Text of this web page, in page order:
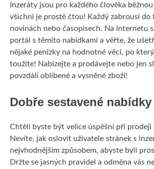
KRÁSA
MUŽI
PRODUKTY
Inzeráty jsou pro každého člověka
všichni je prostě čtou! Každý zabrousí
novinách nebo časopisech. Na internetu
portál s těmito nabídkami a věřte, že
nějaké penízky na hodnotné věci, po
toužíte! Nabízejte a prodávejte nebo jen
povzdálí oblíbené a vysněné zboží!
Dobře sestavené nabídky
Chtěli byste být velice úspěšní při prodeji
Nevíte, jak oslovit uživatele stránek s
nejvhodnějším způsobem, abyste byli
Držte se jasných pravidel a odměna vás